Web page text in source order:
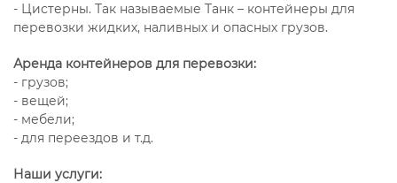
- Цистерны. Так называемые Танк – контейнеры для
перевозки жидких, наливных и опасных грузов.
Аренда контейнеров для перевозки:
- грузов;
- вещей;
- мебели;
- для переездов и т.д.
Наши услуги: